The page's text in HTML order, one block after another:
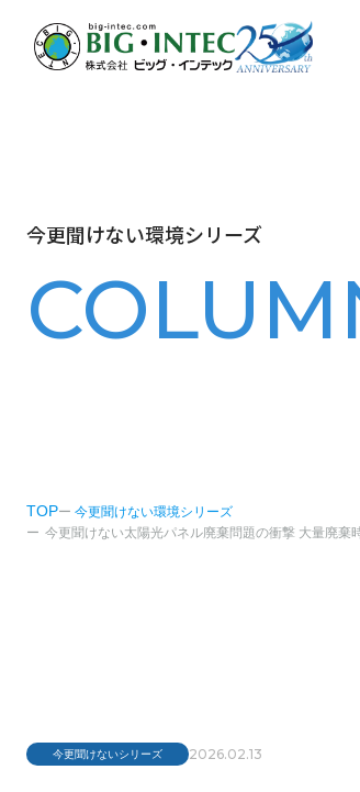
今更聞けない環境シリーズ
TOP
今更聞けない環境シリーズ
今更聞けない太陽光パネル廃棄問題の衝撃 大量廃棄時代を見据え、事業者が今
今更聞けないシリーズ 2026.02.13